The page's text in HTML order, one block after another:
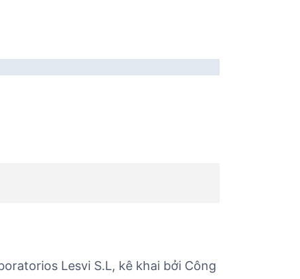
Lesvi S.L, kê khai bởi Công